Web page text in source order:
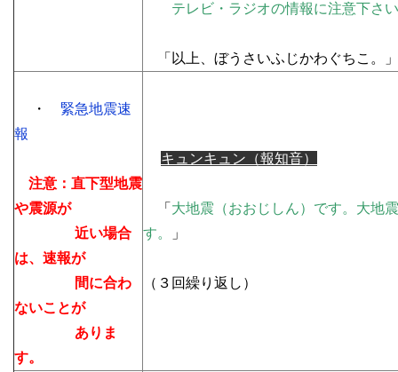
テレビ・ラジオの情報に注意下さ
「以上、ぼうさいふじかわぐちこ。」
・ 緊急地震速
報
注意：直下型地震
や震源が
近い場合
は、速報が
間に合わ
ないことが
ありま
す。
キュンキュン（報知音）
「 大地震（おおじしん）です。大地
す。
」
（３回繰り返し）